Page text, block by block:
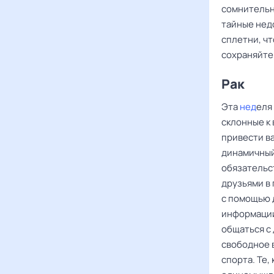
тайные
сплетни,
Рак ‌‌
Этанед
склонные
привести
друзьями
с помощью
общаться
свободное
спорта.